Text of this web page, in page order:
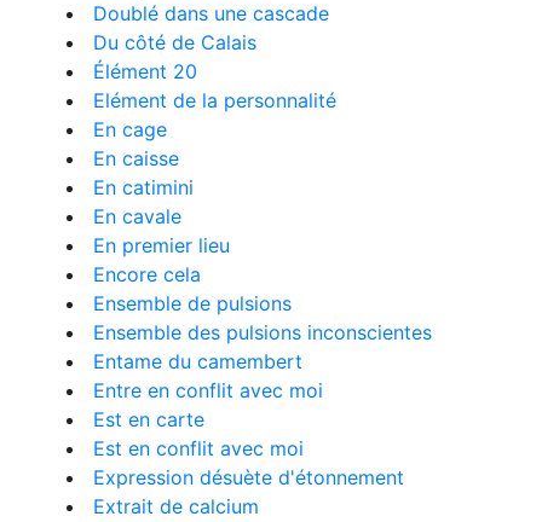
Doublé dans une cascade
Du côté de Calais
Élément 20
Elément de la personnalité
En cage
En caisse
En catimini
En cavale
En premier lieu
Encore cela
Ensemble de pulsions
Ensemble des pulsions inconscientes
Entame du camembert
Entre en conflit avec moi
Est en carte
Est en conflit avec moi
Expression désuète d'étonnement
Extrait de calcium